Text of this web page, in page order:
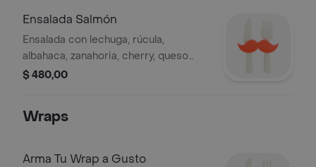
Ensalada Salmón
Ensalada con lechuga, rúcula,
albahaca, zanahoria, cherry, queso
manhattan, queso semi duro, salmón y
$ 480,00
Wraps
Arma Tu Wrap a Gusto